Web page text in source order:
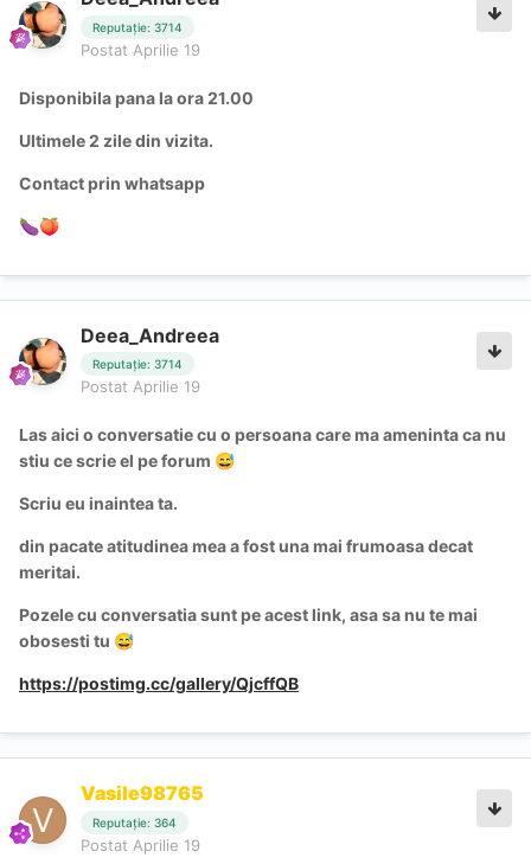
Reputație: 3714
Postat Aprilie 19
Disponibila pana la ora 21.00
Ultimele 2 zile din vizita.
Contact prin whatsapp
🍆🍑
Deea_Andreea
Reputație: 3714
Postat Aprilie 19
Las aici o conversatie cu o persoana care ma ameninta ca nu
stiu ce scrie el pe forum 😅
Scriu eu inaintea ta.
din pacate atitudinea mea a fost una mai frumoasa decat
meritai.
Pozele cu conversatia sunt pe acest link, asa sa nu te mai
obosesti tu 😅
https://postimg.cc/gallery/QjcffQB
Vasile98765
Reputație: 364
Postat Aprilie 19